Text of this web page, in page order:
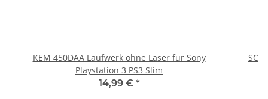
KEM 450DAA Laufwerk ohne Laser für Sony
Playstation 3 PS3 Slim
14,99 € *